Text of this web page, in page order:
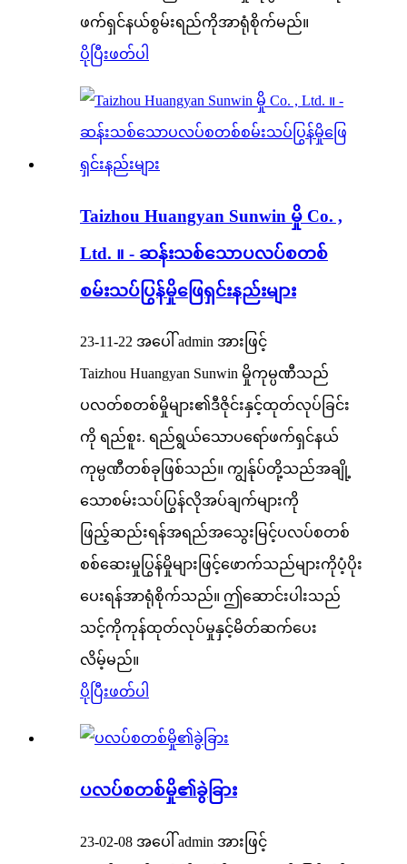
ဖက်ရှင်နယ်စွမ်းရည်ကိုအာရုံစိုက်မည်။
ပိုပြီးဖတ်ပါ
Taizhou Huangyan Sunwin မှို Co. ,
Ltd. ။ - ဆန်းသစ်သောပလပ်စတစ်
စမ်းသပ်ပြွန်မှိုဖြေရှင်းနည်းများ
23-11-22 အပေါ် admin အားဖြင့်
Taizhou Huangyan Sunwin မှိုကုမ္ပဏီသည်
ပလတ်စတစ်မှိုများ၏ဒီဇိုင်းနှင့်ထုတ်လုပ်ခြင်း
ကို ရည်စူး. ရည်ရွယ်သောပရော်ဖက်ရှင်နယ်
ကုမ္ပဏီတစ်ခုဖြစ်သည်။ ကျွန်ုပ်တို့သည်အချို့
သောစမ်းသပ်ပြွန်လိုအပ်ချက်များကို
ဖြည့်ဆည်းရန်အရည်အသွေးမြင့်ပလပ်စတစ်
စစ်ဆေးမှုပြွန်မှိုများဖြင့်ဖောက်သည်များကိုပံ့ပိုး
ပေးရန်အာရုံစိုက်သည်။ ဤဆောင်းပါးသည်
သင့်ကိုကုန်ထုတ်လုပ်မှုနှင့်မိတ်ဆက်ပေး
လိမ့်မည်။
ပိုပြီးဖတ်ပါ
ပလပ်စတစ်မှို၏ခွဲခြား
23-02-08 အပေါ် admin အားဖြင့်